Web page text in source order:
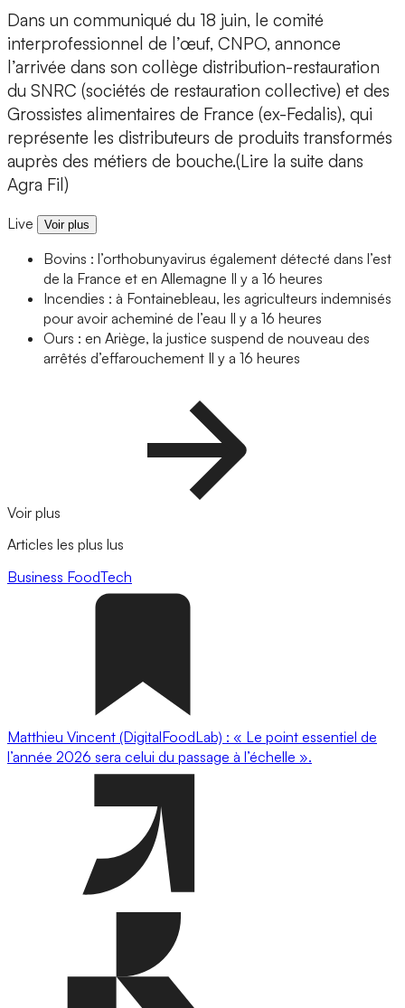
Dans un communiqué du 18 juin, le comité
interprofessionnel de l’œuf, CNPO, annonce
l’arrivée dans son collège distribution-restauration
du SNRC (sociétés de restauration collective) et des
Grossistes alimentaires de France (ex-Fedalis), qui
représente les distributeurs de produits transformés
auprès des métiers de bouche.(Lire la suite dans
Agra Fil)
Live Voir plus
Bovins : l’orthobunyavirus également détecté dans l’est
de la France et en Allemagne Il y a 16 heures
Incendies : à Fontainebleau, les agriculteurs indemnisés
pour avoir acheminé de l’eau Il y a 16 heures
Ours : en Ariège, la justice suspend de nouveau des
arrêtés d’effarouchement Il y a 16 heures
Voir plus
Articles les plus lus
Business FoodTech
Matthieu Vincent (DigitalFoodLab) : « Le point essentiel de
l’année 2026 sera celui du passage à l’échelle ».